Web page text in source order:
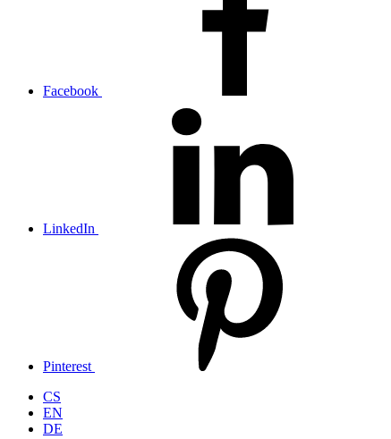
Facebook
LinkedIn
Pinterest
CS
EN
DE